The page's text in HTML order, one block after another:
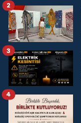
2
3
4